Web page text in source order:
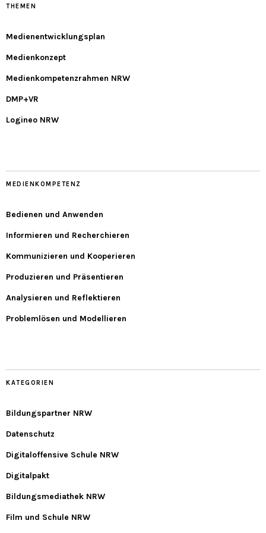
THEMEN
Medienentwicklungsplan
Medienkonzept
Medienkompetenzrahmen NRW
DMP+VR
Logineo NRW
MEDIENKOMPETENZ
Bedienen und Anwenden
Informieren und Recherchieren
Kommunizieren und Kooperieren
Produzieren und Präsentieren
Analysieren und Reflektieren
Problemlösen und Modellieren
KATEGORIEN
Bildungspartner NRW
Datenschutz
Digitaloffensive Schule NRW
Digitalpakt
Bildungsmediathek NRW
Film und Schule NRW